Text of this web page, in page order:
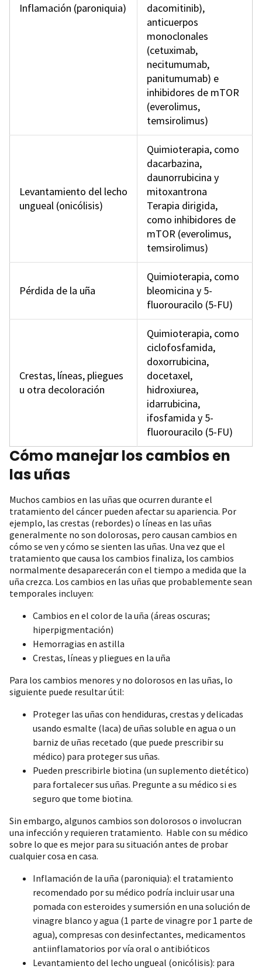
Inflamación (paroniquia)
dacomitinib),
anticuerpos
monoclonales
(cetuximab,
necitumumab,
panitumumab) e
inhibidores de mTOR
(everolimus,
temsirolimus)
Levantamiento del lecho
ungueal (onicólisis)
Quimioterapia, como
dacarbazina,
daunorrubicina y
mitoxantrona
Terapia dirigida,
como inhibidores de
mTOR (everolimus,
temsirolimus)
Pérdida de la uña
Quimioterapia, como
bleomicina y 5-
fluorouracilo (5-FU)
Crestas, líneas, pliegues
u otra decoloración
Quimioterapia, como
ciclofosfamida,
doxorrubicina,
docetaxel,
hidroxiurea,
idarrubicina,
ifosfamida y 5-
fluorouracilo (5-FU)
Cómo manejar los cambios en
las uñas
Muchos cambios en las uñas que ocurren durante el
tratamiento del cáncer pueden afectar su apariencia. Por
ejemplo, las crestas (rebordes) o líneas en las uñas
generalmente no son dolorosas, pero causan cambios en
cómo se ven y cómo se sienten las uñas. Una vez que el
tratamiento que causa los cambios finaliza, los cambios
normalmente desaparecerán con el tiempo a medida que la
uña crezca. Los cambios en las uñas que probablemente sean
temporales incluyen:
Cambios en el color de la uña (áreas oscuras;
hiperpigmentación)
Hemorragias en astilla
Crestas, líneas y pliegues en la uña
Para los cambios menores y no dolorosos en las uñas, lo
siguiente puede resultar útil:
Proteger las uñas con hendiduras, crestas y delicadas
usando esmalte (laca) de uñas soluble en agua o un
barniz de uñas recetado (que puede prescribir su
médico) para proteger sus uñas.
Pueden prescribirle biotina (un suplemento dietético)
para fortalecer sus uñas. Pregunte a su médico si es
seguro que tome biotina.
Sin embargo, algunos cambios son dolorosos o involucran
una infección y requieren tratamiento. Hable con su médico
sobre lo que es mejor para su situación antes de probar
cualquier cosa en casa.
Inflamación de la uña (paroniquia): el tratamiento
recomendado por su médico podría incluir usar una
pomada con esteroides y sumersión en una solución de
vinagre blanco y agua (1 parte de vinagre por 1 parte de
agua), compresas con desinfectantes, medicamentos
antiinflamatorios por vía oral o antibióticos
Levantamiento del lecho ungueal (onicólisis): para